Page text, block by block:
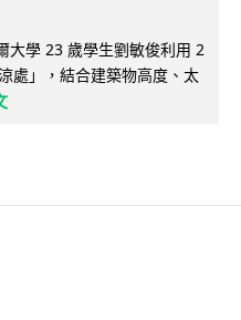
大學 23 歲學生劉敏俊利用 2
處」，結合建築物高度、太